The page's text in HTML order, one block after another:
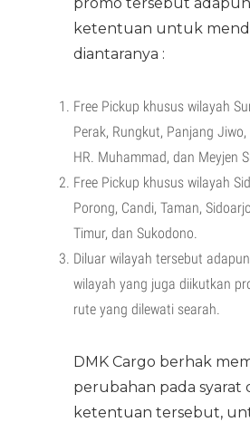
ketentuan untuk
diantaranya :
Free Pickup khusus wilayah
Perak, Rungkut, Panjang
HR. Muhammad, dan Meyjen
Free Pickup khusus wilayah
Porong, Candi, Taman,
Timur, dan Sukodono.
Diluar wilayah tersebut
wilayah yang juga diikutkan
rute yang dilewati searah.
DMK Cargo berhak
perubahan pada syarat
ketentuan tersebut,